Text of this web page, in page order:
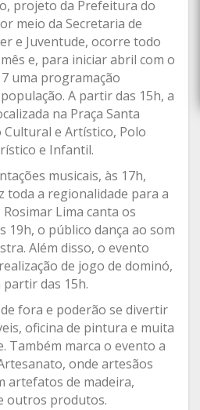
projeto da Prefeitura do
meio da Secretaria de
e Juventude, ocorre todo
e, para iniciar abril com o
uma programação
A partir das 15h, a
na Praça Santa
Cultural e Artístico, Polo
e Infantil.
musicais, às 17h,
toda a regionalidade para a
Lima canta os
19h, o público dança ao som
Além disso, o evento
de jogo de dominó,
das 15h.
fora e poderão se divertir
oficina de pintura e muita
Também marca o evento a
onde artesãos
artefatos de madeira,
outros produtos.